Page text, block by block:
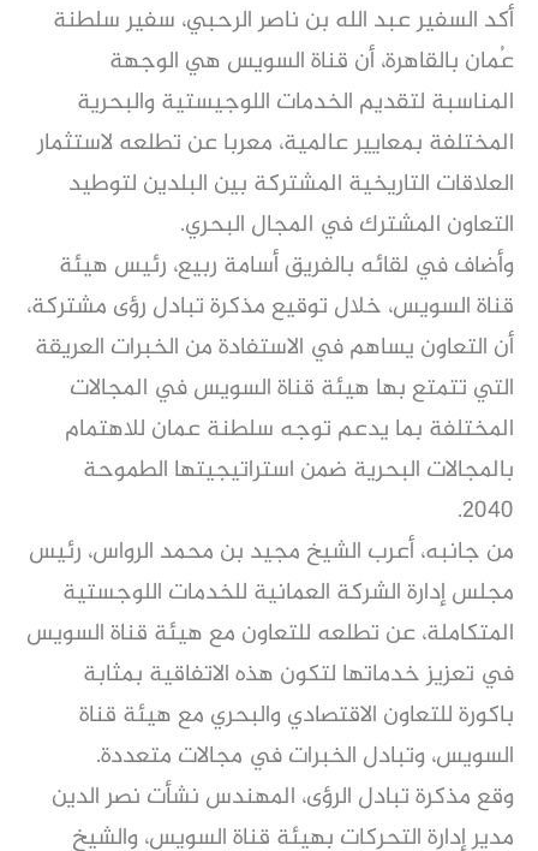
أكد السفير عبد الله بن ناصر الرحبي، سفير سلطنة
عُمان بالقاهرة، أن قناة السويس هي الوجهة
المناسبة لتقديم الخدمات اللوجيستية والبحرية
المختلفة بمعايير عالمية، معربا عن تطلعه لاستثمار
العلاقات التاريخية المشتركة بين البلدين لتوطيد
التعاون المشترك في المجال البحري.
وأضاف في لقائه بالفريق أسامة ربيع، رئيس هيئة
قناة السويس، خلال توقيع مذكرة تبادل رؤى مشتركة،
أن التعاون يساهم في الاستفادة من الخبرات العريقة
التي تتمتع بها هيئة قناة السويس في المجالات
المختلفة بما يدعم توجه سلطنة عمان للاهتمام
بالمجالات البحرية ضمن استراتيجيتها الطموحة
2040.
من جانبه، أعرب الشيخ مجيد بن محمد الرواس، رئيس
مجلس إدارة الشركة العمانية للخدمات اللوجستية
المتكاملة، عن تطلعه للتعاون مع هيئة قناة السويس
في تعزيز خدماتها لتكون هذه الاتفاقية بمثابة
باكورة للتعاون الاقتصادي والبحري مع هيئة قناة
السويس، وتبادل الخبرات في مجالات متعددة.
وقع مذكرة تبادل الرؤى، المهندس نشأت نصر الدين
مدير إدارة التحركات بهيئة قناة السويس، والشيخ